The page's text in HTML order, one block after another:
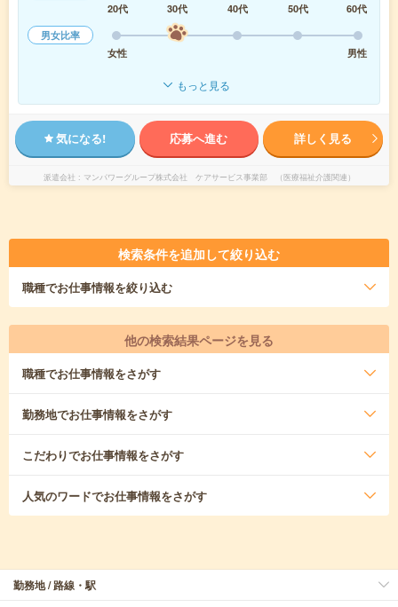
20代
30代 40代 50代
60代
男女比率
女性
男性
もっと見る
気になる! 応募へ進む 詳しく見る
派遣会社 マンパワーグループ株式会社 ケアサービス事業部 （医療福祉介護関連）
検索条件を追加して絞り込む
職種でお仕事情報を絞り込む
他の検索結果ページを見る
職種でお仕事情報をさがす
勤務地でお仕事情報をさがす
こだわりでお仕事情報をさがす
人気のワードでお仕事情報をさがす
勤務地 / 路線・駅